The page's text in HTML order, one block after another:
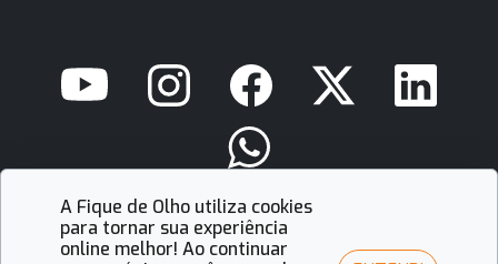
contato@fiquedeolho.com.br
A Fique de Olho utiliza cookies
para tornar sua experiência
online melhor! Ao continuar